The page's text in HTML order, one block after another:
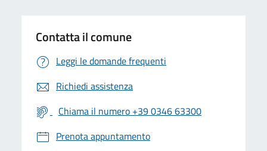
Contatta il comune
Leggi le domande frequenti
Richiedi assistenza
Chiama il numero +39 0346 63300
Prenota appuntamento